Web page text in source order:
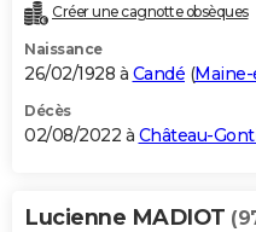
Créer une cagnotte obsèques
Naissance
26/02/1928 à Candé (
Décès
02/08/2022 à Château-
Lucienne MADIOT